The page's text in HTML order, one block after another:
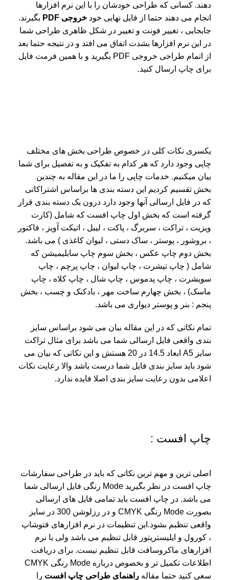
دهند. کسانی که طراحی خودشان را با این نرم افزارها
انجام می دهند حتما از فایل نهایی خود خروجی PDF
بگیرند.
جابجایی ، تغییر فونت و تغییر در شکل ظاهری طراحی شما
در این نرم افزارها بشدت اتفاق می افتد و در نتیجه حتما بعد
از اتمام طراحی خروجی PDF بگیرید و با همین فرمت فایل
برای چاپ ارسال کنید.
یکسری نکات کلی در خصوص طراحی بخش های مختلف
چاپی وجود دارد که هر کدام به تفکیک و به تفصیل برای شما
بیان میکنیم. خدمات چاپی را ما در این مقاله به چندین
بخش تقسیم کردیم این دسته بندی ها براساس اشتراکاتی
که در فایل ارسالی آنها وجود دارد درون یک دسته بندی قرار
گرفته است که بخش اول چاپ افست که شامل (کارت
ویزیت ، تراکت ، سربرگ ، پاکت ، لیبل ، اتیکت آویز ، فاکتور
، بروشور ، پوستر ، ساک دستی ، لیوان کاغذی ) می باشد.
بخش دوم چاپ عکس ، بخش سوم چاپ سابلیمیشن که
شامل ( چاپ تیشرت ، چاپ لیوان ، چاپ پرچم ، چاپ
سویشرت ، چاپ پدموس ، چاپ شال ، چاپ کلاه ، چاپ
ماسک) ، بخش چهارم ساخت مهر ، بادکنک و چسب ، بخش
پنجم : بنر و پوستر دیواری می باشد.
تمام نکاتی که در این مقاله بیان می شود براساس سایز
بندی واقعی فایل ارسالی شما می باشد برای مثال تراکت
سایز A5 ابعاد 14.5 در 20 هستش و این نکاتی که بیان می
شود باید سایز بندی فایل شما درست باشد والا رعایت نکات
اعلامی بدون رعایت سایز بندی اصلا فایده ندارد.
چاپ افست :
اصلی ترین و مهم ترین نکاتی که باید در طراحی سفارشات
چاپ افست در نظر بگیرید Mode رنگی فایل ارسالی شما
می باشد. در چاپ افست باید تمامی فایل های ارسالی
بصورت Mode رنگی CMYK و در رزلوشن 300 در سایز
واقعی تنظیم بشود.این تنظیمات در نرم افزارهای فتوشاپ
، کورول و ایلیستریتور قابل تنظیم می باشد ولی با نرم
افزارهای ماکروسافت قابل تنظیم نیست. برای دریافت
اطلاعات تکمیل تر و بخصوص درباره Mode رنگی CMYK
سعی کنید حتما مقاله راهنمای طراحی چاپ افست را